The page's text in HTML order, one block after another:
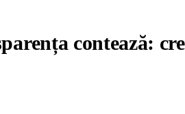
contează: